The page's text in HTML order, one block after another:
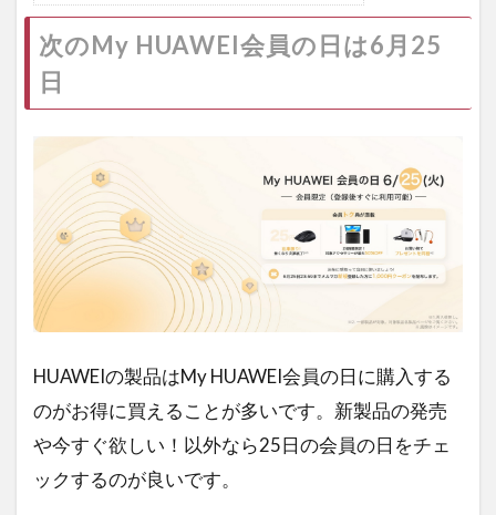
次のMy HUAWEI会員の日は6月25
日
HUAWEIの製品はMy HUAWEI会員の日に購入する
のがお得に買えることが多いです。新製品の発売
や今すぐ欲しい！以外なら25日の会員の日をチェ
ックするのが良いです。